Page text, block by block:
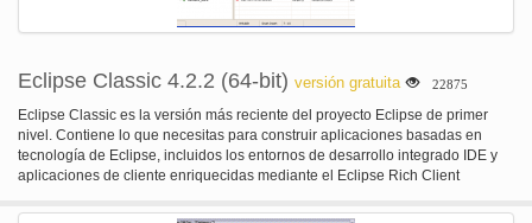
Eclipse Classic 4.2.2 (64-bit) versión gratuita 22875
Eclipse Classic es la versión más reciente del proyecto Eclipse de primer
nivel. Contiene lo que necesitas para construir aplicaciones basadas en
tecnología de Eclipse, incluidos los entornos de desarrollo integrado IDE y
aplicaciones de cliente enriquecidas mediante el Eclipse Rich Client
compilación incremental, el plug-in desarrollo medio ambiente PDE, código